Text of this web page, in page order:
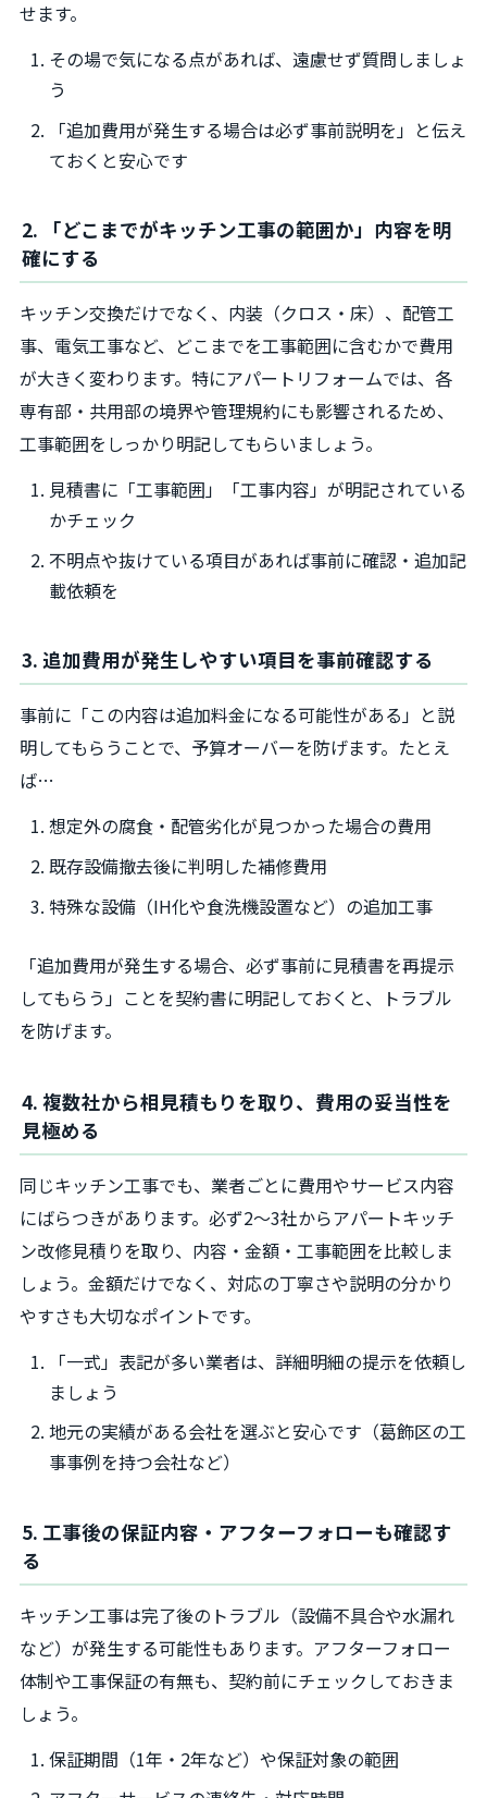
せます。
その場で気になる点があれば、遠慮せず質問しましょ
う
「追加費用が発生する場合は必ず事前説明を」と伝え
ておくと安心です
2. 「どこまでがキッチン工事の範囲か」内容を明
確にする
キッチン交換だけでなく、内装（クロス・床）、配管工
事、電気工事など、どこまでを工事範囲に含むかで費用
が大きく変わります。特にアパートリフォームでは、各
専有部・共用部の境界や管理規約にも影響されるため、
工事範囲をしっかり明記してもらいましょう。
見積書に「工事範囲」「工事内容」が明記されている
かチェック
不明点や抜けている項目があれば事前に確認・追加記
載依頼を
3. 追加費用が発生しやすい項目を事前確認する
事前に「この内容は追加料金になる可能性がある」と説
明してもらうことで、予算オーバーを防げます。たとえ
ば…
想定外の腐食・配管劣化が見つかった場合の費用
既存設備撤去後に判明した補修費用
特殊な設備（IH化や食洗機設置など）の追加工事
「追加費用が発生する場合、必ず事前に見積書を再提示
してもらう」ことを契約書に明記しておくと、トラブル
を防げます。
4. 複数社から相見積もりを取り、費用の妥当性を
見極める
同じキッチン工事でも、業者ごとに費用やサービス内容
にばらつきがあります。必ず2～3社からアパートキッチ
ン改修見積りを取り、内容・金額・工事範囲を比較しま
しょう。金額だけでなく、対応の丁寧さや説明の分かり
やすさも大切なポイントです。
「一式」表記が多い業者は、詳細明細の提示を依頼し
ましょう
地元の実績がある会社を選ぶと安心です（葛飾区の工
事事例を持つ会社など）
5. 工事後の保証内容・アフターフォローも確認す
る
キッチン工事は完了後のトラブル（設備不具合や水漏れ
など）が発生する可能性もあります。アフターフォロー
体制や工事保証の有無も、契約前にチェックしておきま
しょう。
保証期間（1年・2年など）や保証対象の範囲